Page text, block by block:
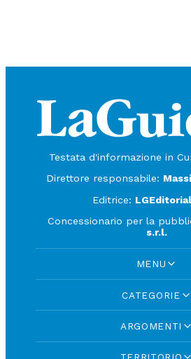
Testata d'informazione in
Direttore responsabile:
Editrice:
Concessionario per la
s.r.l.
MENU
CATEGORIE
ARGOMENTI